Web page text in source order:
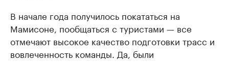
В начале года получилось покататься на
Мамисоне, пообщаться с туристами — все
отмечают высокое качество подготовки трасс и
вовлеченность команды. Да, были